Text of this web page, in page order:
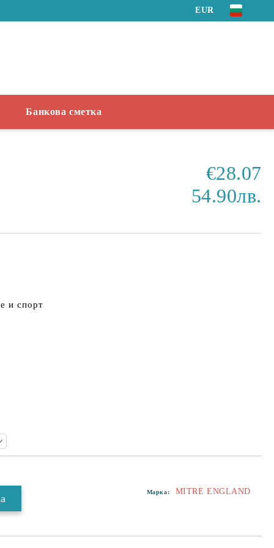
EUR
Банкова сметка
€28.07
54.90лв.
и спорт
Марка: MITRE ENGLAND